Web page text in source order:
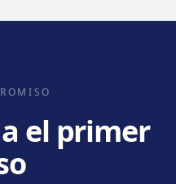
el primer